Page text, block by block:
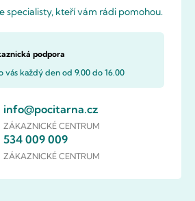
specialisty, kteří vám rádi pomohou.
podpora
vás každý den od 9.00 do 16.00
info@pocitarna.cz
ZÁKAZNICKÉ CENTRUM
534 009 009
ZÁKAZNICKÉ CENTRUM